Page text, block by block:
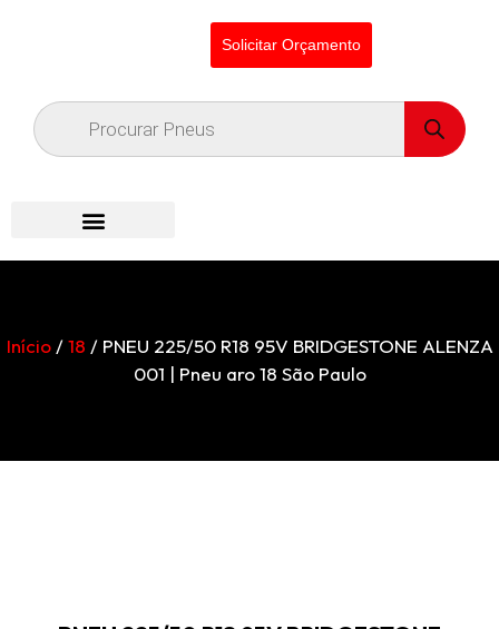
Solicitar Orçamento
Início/18 / PNEU 225/50 R18 95V BRIDGESTONE ALENZA
001 | Pneu aro 18 São Paulo